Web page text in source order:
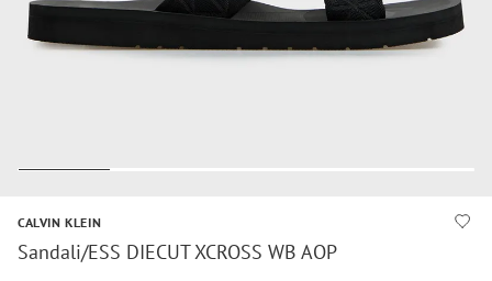
CALVIN KLEIN
Sandali/ESS DIECUT XCROSS WB AOP